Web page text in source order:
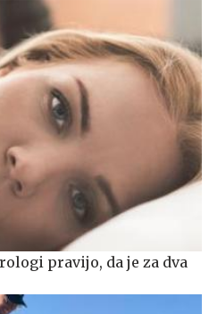
pravijo, da je za dva